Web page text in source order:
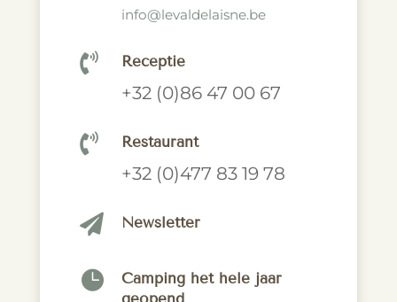
info@levaldelaisne.be
 Receptie
+32 (0)86 47 00 67
 Restaurant
+32 (0)477 83 19 78
 Newsletter

Camping het hele jaar